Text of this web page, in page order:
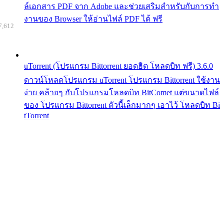
ล์เอกสาร PDF จาก Adobe และช่วยเสริมสำหรับกับการทำ
งานของ Browser ให้อ่านไฟล์ PDF ได้ ฟรี
uTorrent (โปรแกรม Bittorrent ยอดฮิต โหลดบิท ฟรี) 3.6.0
ดาวน์โหลดโปรแกรม uTorrent โปรแกรม Bittorrent ใช้งาน
ง่าย คล้ายๆ กับโปรแกรมโหลดบิท BitComet แต่ขนาดไฟล์
ของ โปรแกรม Bittorrent ตัวนี้เล็กมากๆ เอาไว้ โหลดบิท Bi
tTorrent